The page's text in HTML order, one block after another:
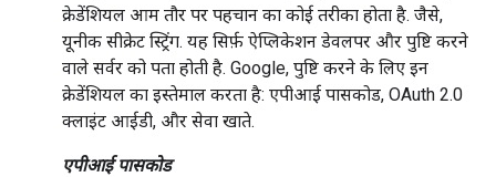
क्रेडेंशियल आम तौर पर पहचान का कोई तरीका होता है. जैसे,
यूनीक सीक्रेट स्ट्रिंग. यह सिर्फ़ ऐप्लिकेशन डेवलपर और पुष्टि करने
वाले सर्वर को पता होती है. Google, पुष्टि करने के लिए इन
क्रेडेंशियल का इस्तेमाल करता है: एपीआई पासकोड, OAuth 2.0
क्लाइंट आईडी, और सेवा खाते.
एपीआई पासकोड